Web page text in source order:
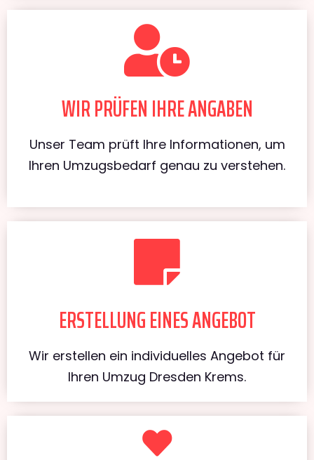
WIR PRÜFEN IHRE ANGABEN
Unser Team prüft Ihre Informationen, um
Ihren Umzugsbedarf genau zu verstehen.
ERSTELLUNG EINES ANGEBOT
Wir erstellen ein individuelles Angebot für
Ihren Umzug Dresden Krems.